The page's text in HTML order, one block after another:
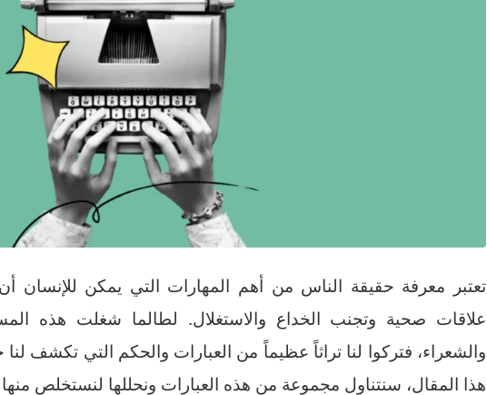
تعتبر معرفة حقيقة الناس من أهم المهارات التي يمكن للإنسان
علاقات صحية وتجنب الخداع والاستغلال. لطالما شغلت هذه
والشعراء، فتركوا لنا تراثاً عظيماً من العبارات والحكم التي تكشف
هذا المقال، سنتناول مجموعة من هذه العبارات ونحللها لنستخلص